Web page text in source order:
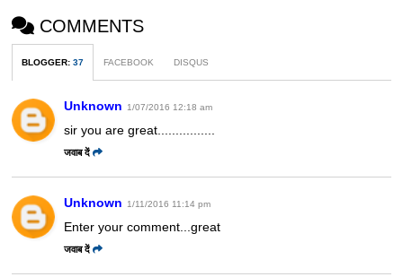
COMMENTS
BLOGGER:37 FACEBOOK DISQUS
Unknown 1/07/2016 12:18 am
sir you are great................
जवाब दें
Unknown 1/11/2016 11:14 pm
Enter your comment...great
जवाब दें